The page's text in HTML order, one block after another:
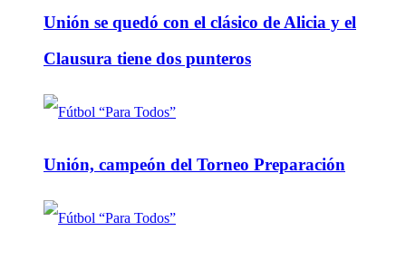
Unión se quedó con el clásico de Alicia y el
Clausura tiene dos punteros
Unión, campeón del Torneo Preparación